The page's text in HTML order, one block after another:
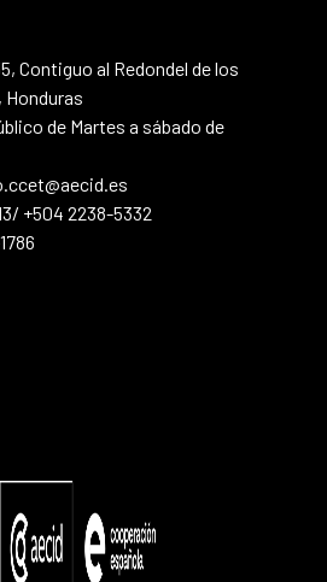
Contiguo al Redondel de los
de Martes a sábado de
+504 2238-5332